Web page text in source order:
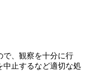
で、観察を十分に行
中止するなど適切な処